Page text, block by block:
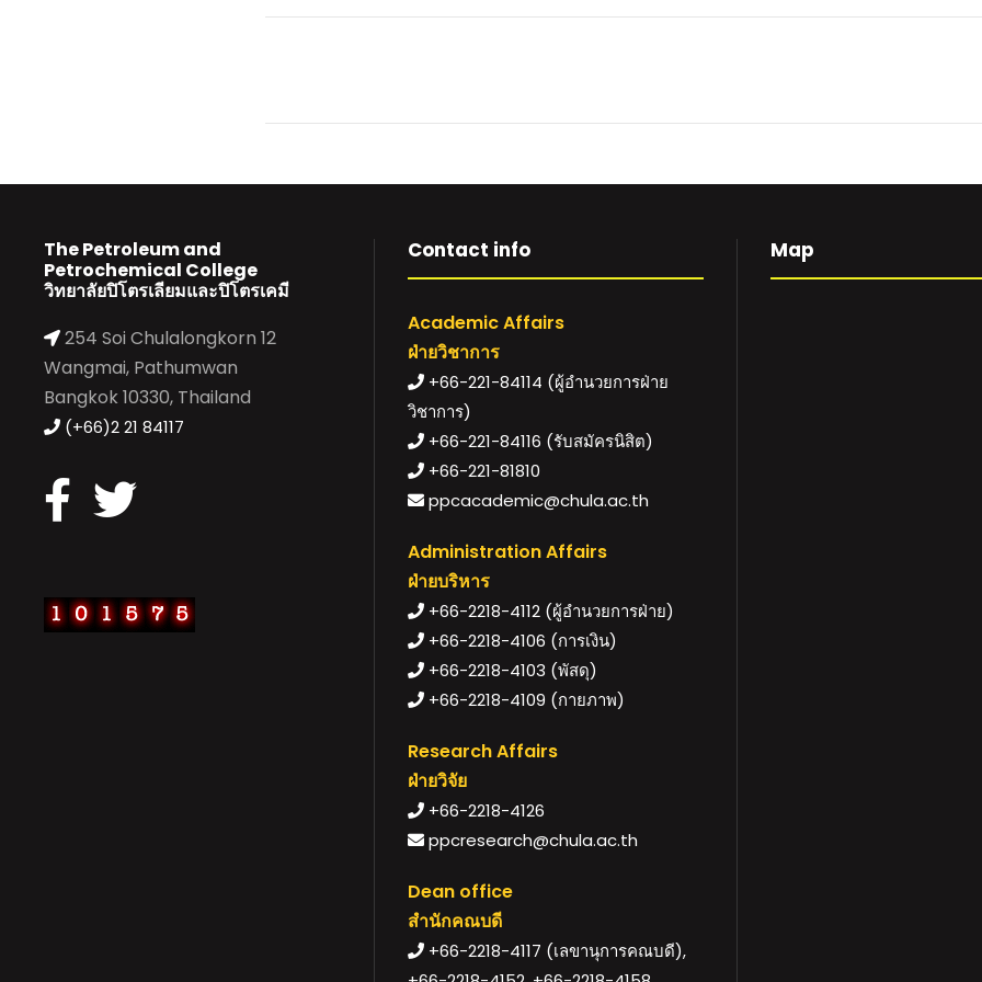
The Petroleum and
Petrochemical College
วิทยาลัยปิโตรเลียมและปิโตรเคมี
254 Soi Chulalongkorn 12
Wangmai, Pathumwan
Bangkok 10330, Thailand
(+66)2 21 84117
Contact info
Academic Affairs
ฝ่ายวิชาการ
+66-221-84114 (ผู้อำนวยการฝ่าย
วิชาการ)
+66-221-84116 (รับสมัครนิสิต)
+66-221-81810
ppcacademic@chula.ac.th
Administration Affairs
ฝ่ายบริหาร
+66-2218-4112 (ผู้อำนวยการฝ่าย)
+66-2218-4106 (การเงิน)
+66-2218-4103 (พัสดุ)
+66-2218-4109 (กายภาพ)
Research Affairs
ฝ่ายวิจัย
+66-2218-4126
ppcresearch@chula.ac.th
Dean office
สำนักคณบดี
+66-2218-4117 (เลขานุการคณบดี),
Map